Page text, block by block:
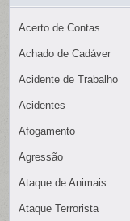
Acerto de Contas
Achado de Cadáver
Acidente de Trabalho
Acidentes
Afogamento
Agressão
Ataque de Animais
Ataque Terrorista